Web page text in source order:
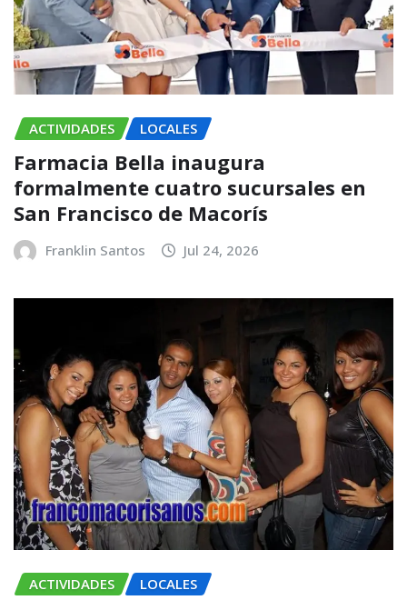
ACTIVIDADES LOCALES
Farmacia Bella inaugura
formalmente cuatro sucursales en
San Francisco de Macorís
Franklin Santos Jul 24, 2026
ACTIVIDADES LOCALES